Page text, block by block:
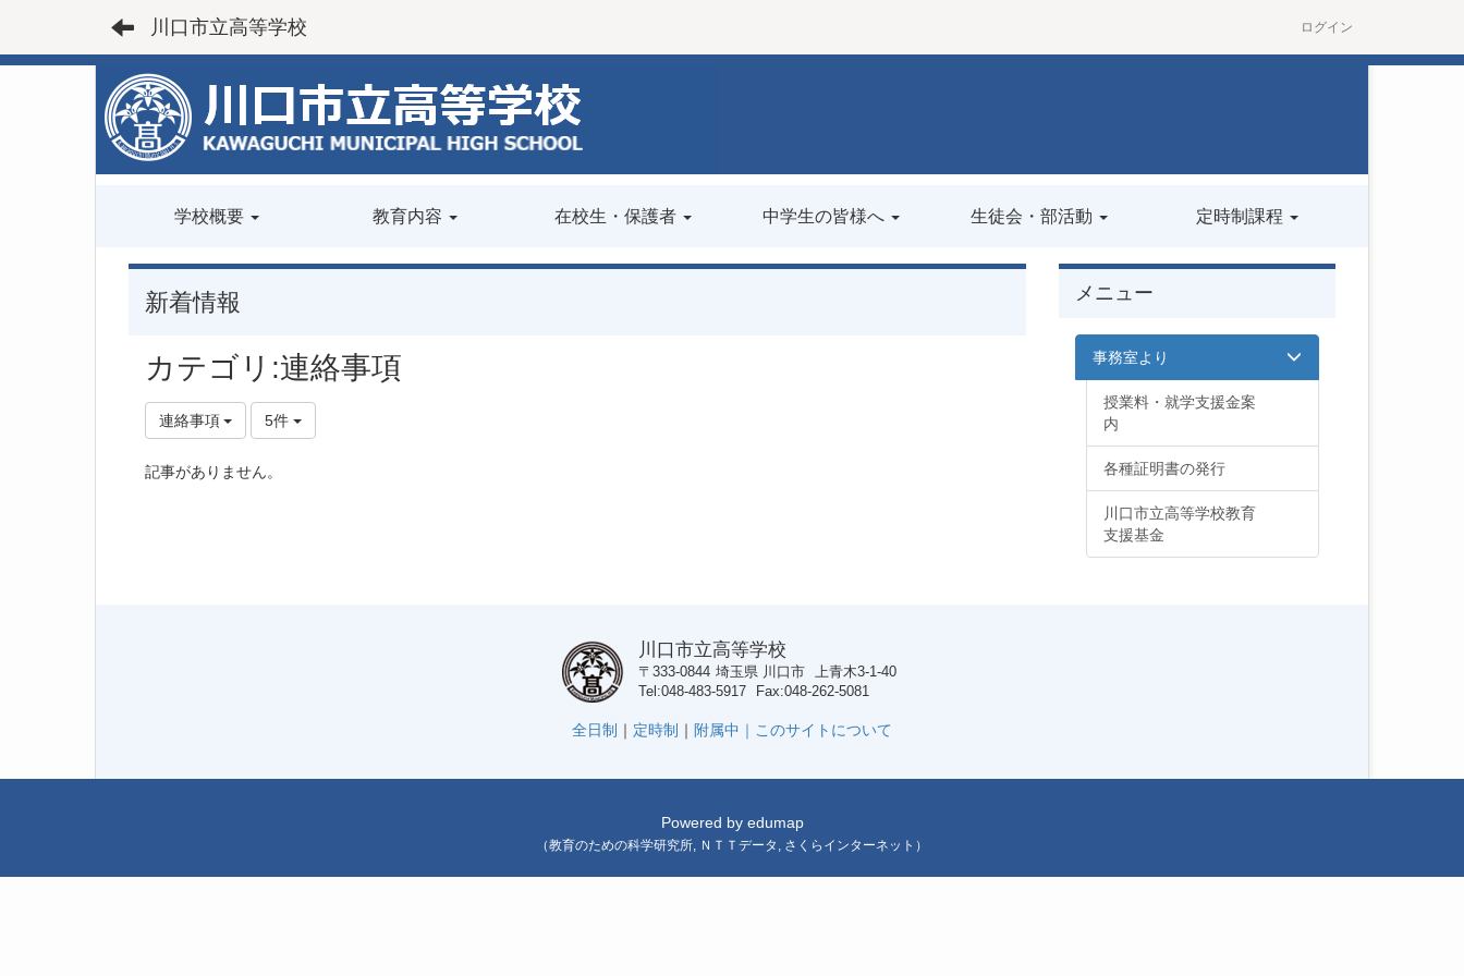
川口市立高等学校 ログイン
学校概要 教育内容 在校生・保護者 中学生の皆様へ 生徒会・部活動 定時制課程
新着情報
カテゴリ:連絡事項
連絡事項 5件
記事がありません。
メニュー
事務室より
授業料・就学支援金案
内
各種証明書の発行
川口市立高等学校教育
支援基金
川口市立高等学校
〒333-0844 埼玉県 川口市 上青木3-1-40
Tel 048-483-5917 Fax 048-262-5081
全日制 ｜ 定時制 ｜ 附属中｜ このサイトについて
Powered by edumap
（教育のための科学研究所, ＮＴＴデータ , さくらインターネット ）